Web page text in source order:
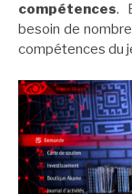
compétences.
besoin de
compétences du